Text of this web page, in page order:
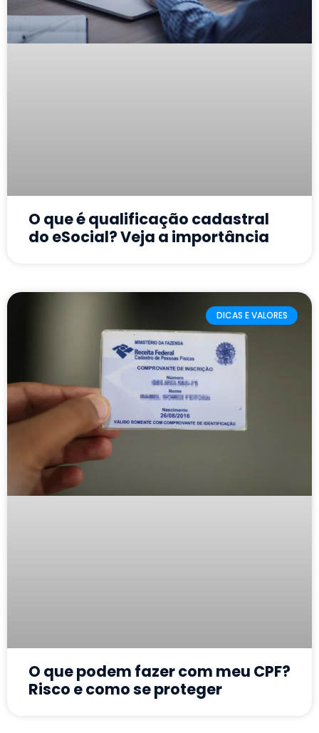
O que é qualificação cadastral
do eSocial? Veja a importância
DICAS E VALORES
O que podem fazer com meu CPF?
Risco e como se proteger